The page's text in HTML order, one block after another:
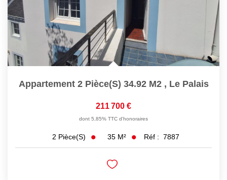
Appartement 2 Pièce(s) 34.92 M2 , Le Palais
211 700 €
dont 5,85% TTC d'honoraires
2 Pièce(s) 35 M² Réf : 7887